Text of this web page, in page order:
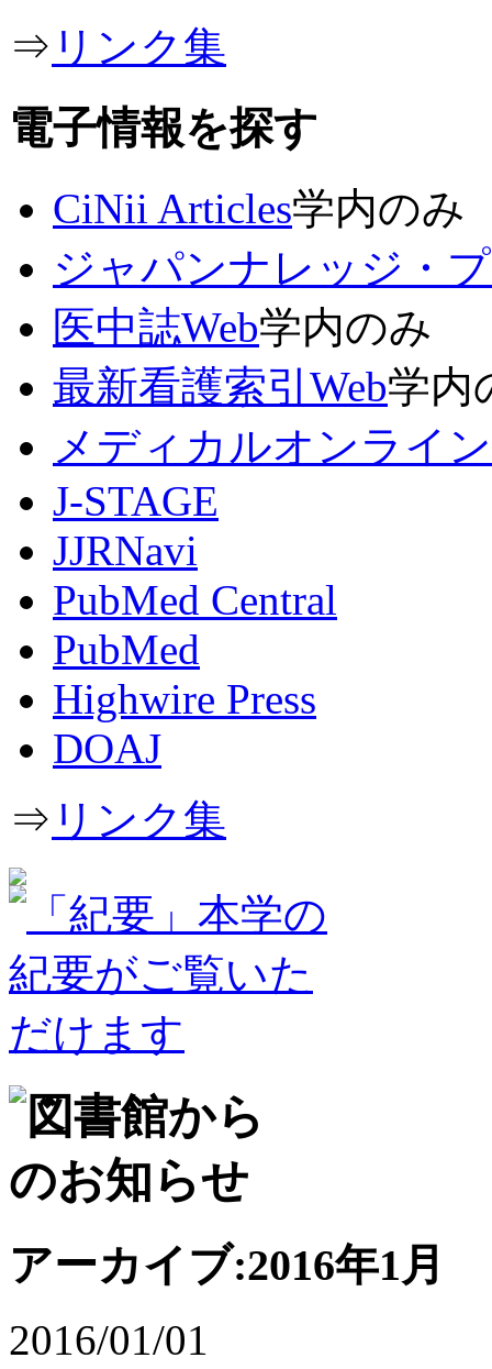
⇒ リンク集
電子情報を探す
CiNii Articles学内のみ
ジャパンナレッジ・
医中誌Web学内のみ
最新看護索引Web学内
メディカルオンライン
J-STAGE
JJRNavi
PubMed Central
PubMed
Highwire Press
DOAJ
⇒ リンク集
アーカイブ:2016年1月
2016/01/01